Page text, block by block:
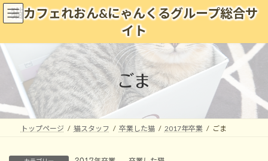
コ
ン
ン
ツ
へ
ッ
プ
ナ
ビ
ー
シ
ョ
移
動
猫カフェれおん&にゃんくるグループ総合サ
イト
ごま
トップページ 猫スタッフ 卒業した猫 2017年卒業 ごま